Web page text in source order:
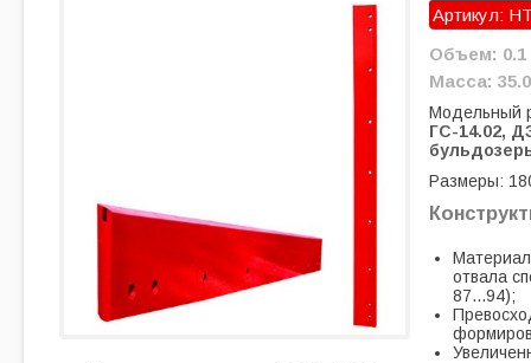
Артикул:
Объем: 0.1
Масса: 35.0
Модельный
ГС-14.02,
Размеры:
отвала
87...94);